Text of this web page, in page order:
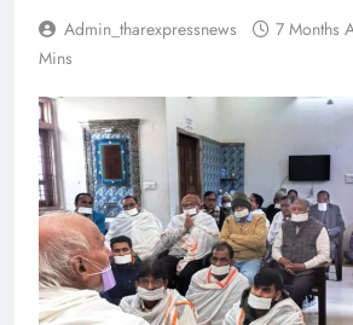
Admin_tharexpressnews 7 Months
Mins